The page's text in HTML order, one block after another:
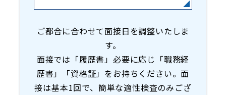
ご都合に合わせて面接日を調整いたしま
す。
面接では「履歴書」必要に応じ「職務経
歴書」「資格証」をお持ちください。面
接は基本1回で、簡単な適性検査のみござ